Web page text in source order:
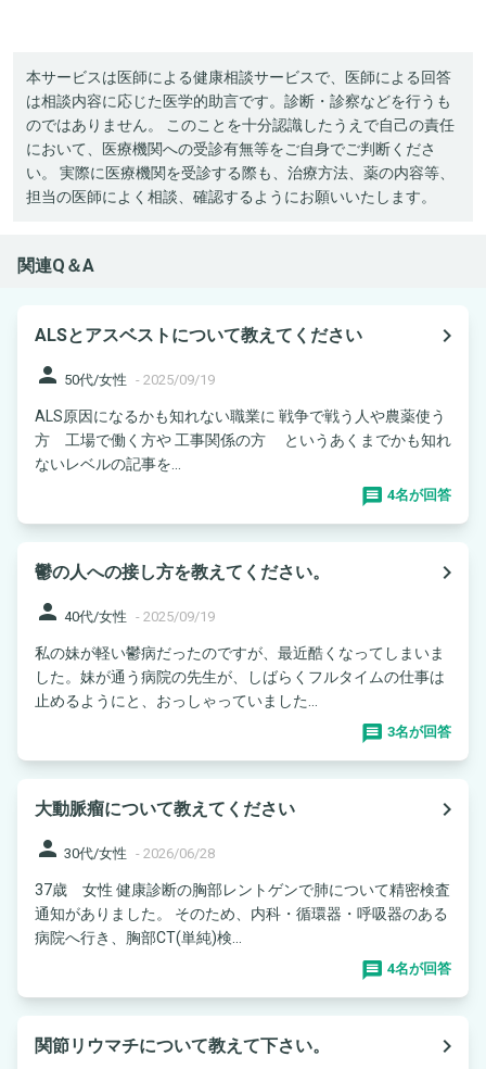
本サービスは医師による健康相談サービスで、医師による回答
は相談内容に応じた医学的助言です。診断・診察などを行うも
のではありません。 このことを十分認識したうえで自己の責任
において、医療機関への受診有無等をご自身でご判断くださ
い。 実際に医療機関を受診する際も、治療方法、薬の内容等、
担当の医師によく相談、確認するようにお願いいたします。
関連Q＆A
ALSとアスベストについて教えてください
navigate_next
person 50代/女性 - 2025/09/19
ALS原因になるかも知れない職業に 戦争で戦う人や農薬使う
方 工場で働く方や 工事関係の方 というあくまでかも知れ
ないレベルの記事を...
4名が回答
鬱の人への接し方を教えてください。
navigate_next
person 40代/女性 - 2025/09/19
私の妹が軽い鬱病だったのですが、最近酷くなってしまいま
した。妹が通う病院の先生が、しばらくフルタイムの仕事は
止めるようにと、おっしゃっていました...
3名が回答
大動脈瘤について教えてください
navigate_next
person 30代/女性 - 2026/06/28
37歳 女性 健康診断の胸部レントゲンで肺について精密検査
通知がありました。 そのため、内科・循環器・呼吸器のある
病院へ行き、胸部CT(単純)検...
4名が回答
関節リウマチについて教えて下さい。 navigate_next